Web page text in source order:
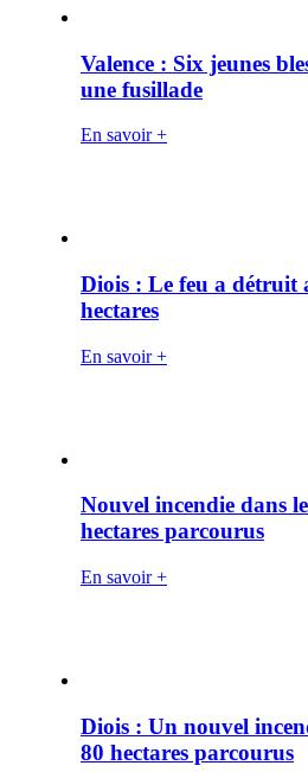
Valence : Six jeunes
une fusillade
En savoir +
Diois : Le feu a détruit
hectares
En savoir +
Nouvel incendie dans
hectares parcourus
En savoir +
Diois : Un nouvel
80 hectares parcourus